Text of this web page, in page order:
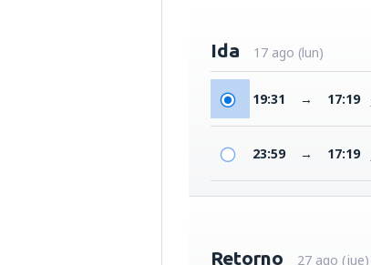
Ida 17 ago (lun)
19:31 → 17:19
23:59 → 17:19
Retorno 27 ago (jue)